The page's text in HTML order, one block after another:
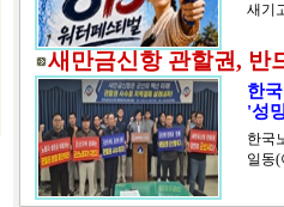
새기
새만금신항 관할권, 반
한
'성
한국
일동(